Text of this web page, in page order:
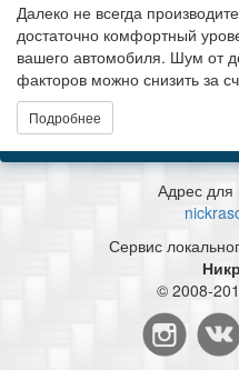
Далеко не всегда
достаточно комфортный
вашего автомобиля. Шум от
факторов можно снизить за
Подробнее
Адрес для
Сервис
© 2008-